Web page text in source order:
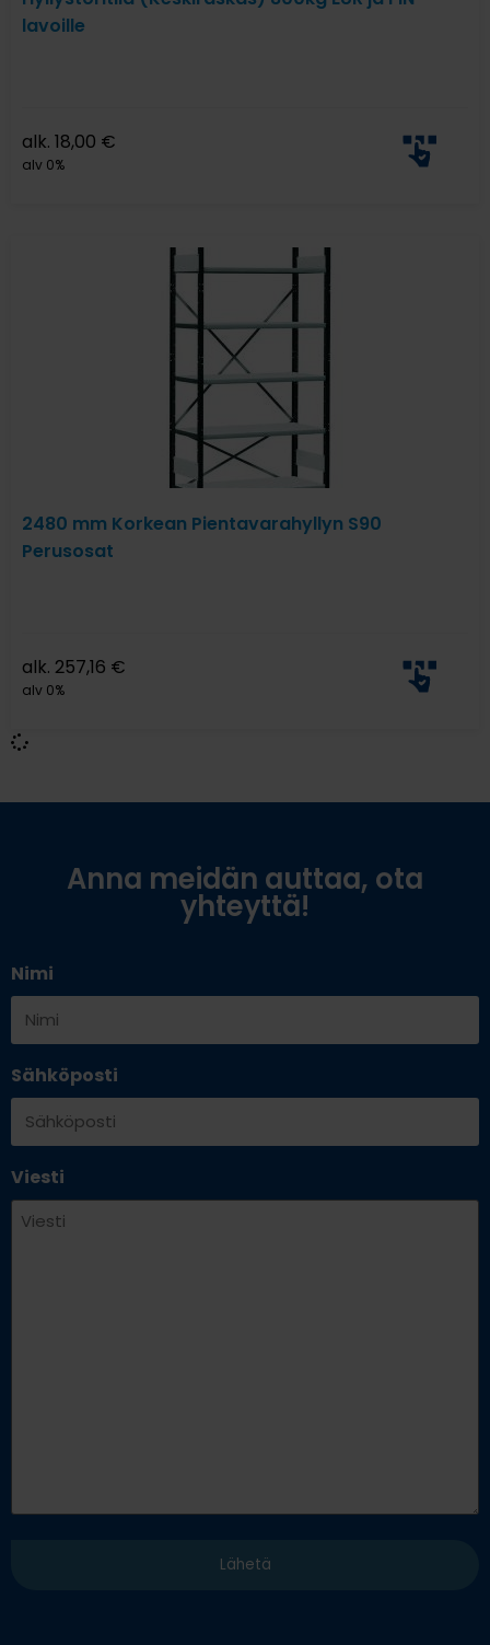
lavoille
alk. 18,00 €
alv 0%
2480 mm Korkean Pientavarahyllyn S90
Perusosat
alk. 257,16 €
alv 0%
Anna meidän auttaa, ota
yhteyttä!
Nimi
Sähköposti
Viesti